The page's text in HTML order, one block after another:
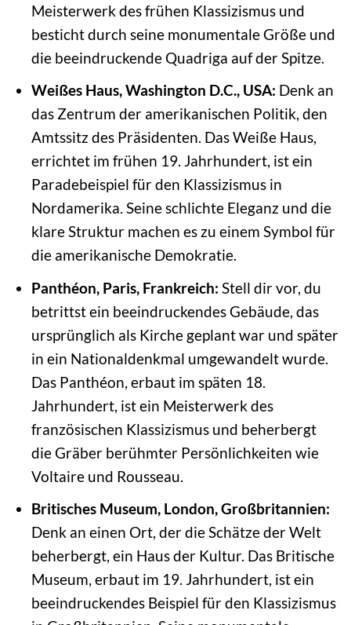
Meisterwerk des frühen Klassizismus und
besticht durch seine monumentale Größe und
die beeindruckende Quadriga auf der Spitze.
Weißes Haus, Washington D.C., USA: Denk an
das Zentrum der amerikanischen Politik, den
Amtssitz des Präsidenten. Das Weiße Haus,
errichtet im frühen 19. Jahrhundert, ist ein
Paradebeispiel für den Klassizismus in
Nordamerika. Seine schlichte Eleganz und die
klare Struktur machen es zu einem Symbol für
die amerikanische Demokratie.
Panthéon, Paris, Frankreich: Stell dir vor, du
betrittst ein beeindruckendes Gebäude, das
ursprünglich als Kirche geplant war und später
in ein Nationaldenkmal umgewandelt wurde.
Das Panthéon, erbaut im späten 18.
Jahrhundert, ist ein Meisterwerk des
französischen Klassizismus und beherbergt
die Gräber berühmter Persönlichkeiten wie
Voltaire und Rousseau.
Britisches Museum, London, Großbritannien:
Denk an einen Ort, der die Schätze der Welt
beherbergt, ein Haus der Kultur. Das Britische
Museum, erbaut im 19. Jahrhundert, ist ein
beeindruckendes Beispiel für den Klassizismus